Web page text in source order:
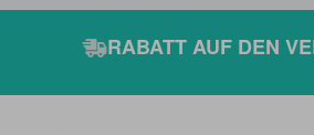
RABATT AUF DEN